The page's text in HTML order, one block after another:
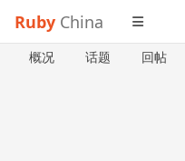
Ruby China
概况 话题 回帖